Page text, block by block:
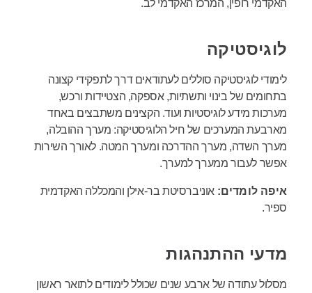
האקדמי רופין, המרכז האקדמי לב.
לוגיסטיקה
לימודי לוגיסטיקה סוללים לעתודאים דרך לתפקידי קצונה
בתחומים של בינוי ותשתיות, אספקה, הצטיידות ורכש,
מערכות מידע לוגיסטיות ועוד. הקצינים משתבצים באחד
מארבעת המערכים של חיל הלוגיסטיקה: מערך ההובלה,
מערך השדה, מערך ההדרכה ומערך המטה. לאורך השירות
אפשר לעבור ממערך למערך.
איפה לומדים: אוניברסיטת בר-אילן והמכללה האקדמית
ספיר.
מדעי ההתנהגות
מסלול עתודה של ארבע שנים שכולל לימודים לתואר ראשון